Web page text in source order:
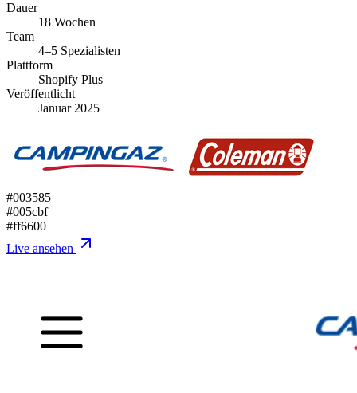
Dauer
18 Wochen
Team
4–5 Spezialisten
Plattform
Shopify Plus
Veröffentlicht
Januar 2025
#003585
#005cbf
#ff6600
Live ansehen